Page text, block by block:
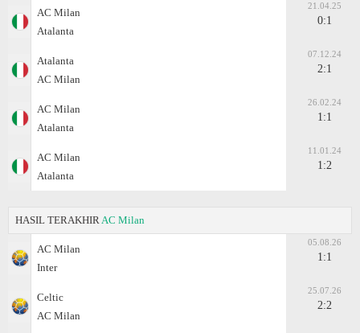
AC Milan
Atalanta
21.04.25
0:1
Atalanta
AC Milan
07.12.24
2:1
AC Milan
Atalanta
26.02.24
1:1
AC Milan
Atalanta
11.01.24
1:2
HASIL TERAKHIR AC Milan
AC Milan
Inter
05.08.26
1:1
Celtic
AC Milan
25.07.26
2:2